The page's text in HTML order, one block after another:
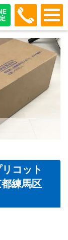
048-
コット
練馬区